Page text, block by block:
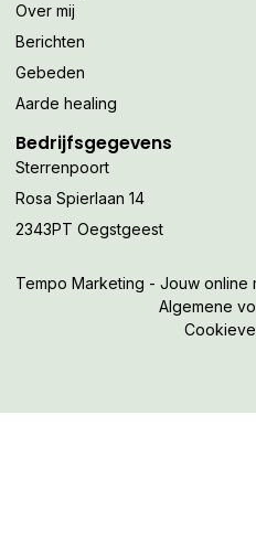
Over mij
Berichten
Gebeden
Aarde healing
Bedrijfsgegevens
Sterrenpoort
Rosa Spierlaan 14
2343PT Oegstgeest
Tempo Marketing - Jouw online
Algemene